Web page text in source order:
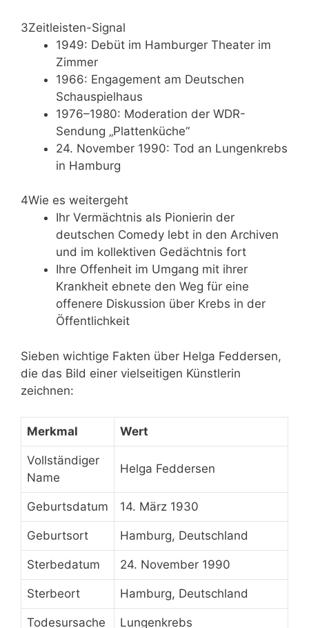
3Zeitleisten-Signal
1949: Debüt im Hamburger Theater im
Zimmer
1966: Engagement am Deutschen
Schauspielhaus
1976–1980: Moderation der WDR-
Sendung „Plattenküche“
24. November 1990: Tod an Lungenkrebs
in Hamburg
4Wie es weitergeht
Ihr Vermächtnis als Pionierin der
deutschen Comedy lebt in den Archiven
und im kollektiven Gedächtnis fort
Ihre Offenheit im Umgang mit ihrer
Krankheit ebnete den Weg für eine
offenere Diskussion über Krebs in der
Öffentlichkeit
Sieben wichtige Fakten über Helga Feddersen,
die das Bild einer vielseitigen Künstlerin
zeichnen:
Merkmal Wert
Vollständiger
Name
Helga Feddersen
Geburtsdatum 14. März 1930
Geburtsort Hamburg, Deutschland
Sterbedatum 24. November 1990
Sterbeort Hamburg, Deutschland
Todesursache Lungenkrebs